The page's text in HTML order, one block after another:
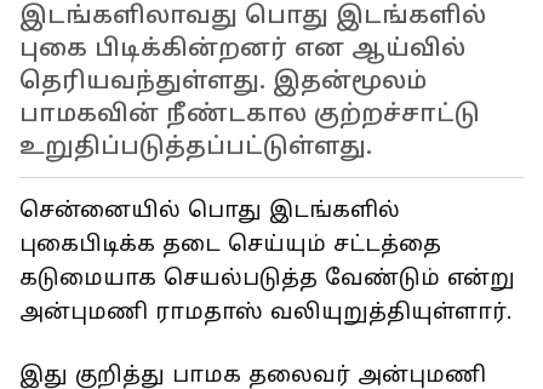
இடங்களிலாவது பொது இடங்களில்
புகை பிடிக்கின்றனர் என ஆய்வில்
தெரியவந்துள்ளது. இதன்மூலம்
பாமகவின் நீண்டகால குற்றச்சாட்டு
உறுதிப்படுத்தப்பட்டுள்ளது.
சென்னையில் பொது இடங்களில்
புகைபிடிக்க தடை செய்யும் சட்டத்தை
கடுமையாக செயல்படுத்த வேண்டும் என்று
அன்புமணி ராமதாஸ் வலியுறுத்தியுள்ளார்.
இது குறித்து பாமக தலைவர் அன்புமணி